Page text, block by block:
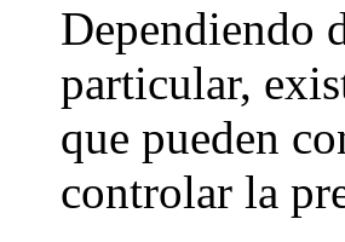
Dependiendo
particular,
que pueden
controlar la